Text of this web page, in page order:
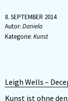
8. SEPTEMBER 2014
Autor: Daniela
Kategorie: Kunst
Leigh Wells –
Kunst ist ohne